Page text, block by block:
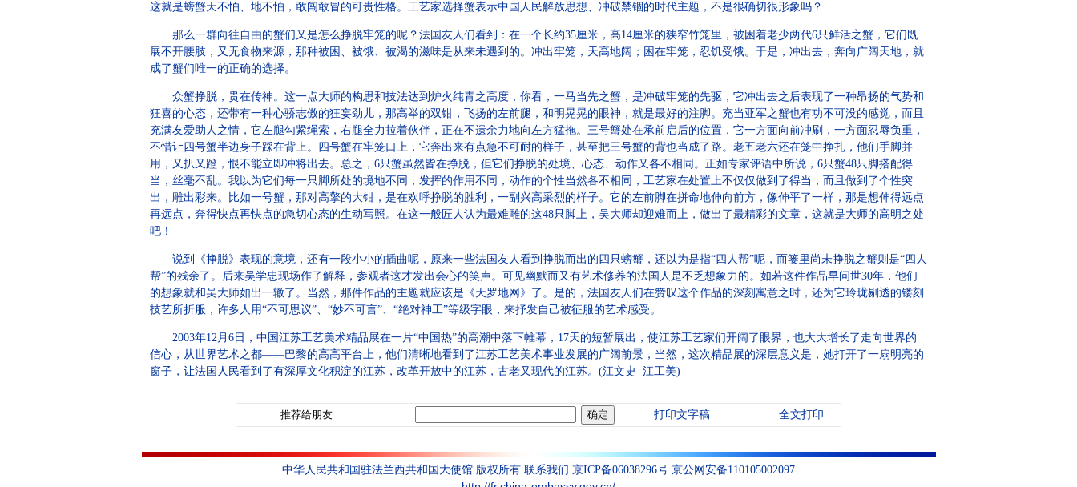
这就是螃蟹天不怕、地不怕，敢闯敢冒的可贵性格。工艺家选择蟹表示中国人民解放思想、冲破禁锢的时代主题，不是很确切很形象吗？
那么一群向往自由的蟹们又是怎么挣脱牢笼的呢？法国友人们看到：在一个长约35厘米，高14厘米的狭窄竹笼里，被困着老少两代6只鲜活之蟹，它们既
展不开腰肢，又无食物来源，那种被困、被饿、被渴的滋味是从来未遇到的。冲出牢笼，天高地阔；困在牢笼，忍饥受饿。于是，冲出去，奔向广阔天地，就
成了蟹们唯一的正确的选择。
众蟹挣脱，贵在传神。这一点大师的构思和技法达到炉火纯青之高度，你看，一马当先之蟹，是冲破牢笼的先驱，它冲出去之后表现了一种昂扬的气势和
狂喜的心态，还带有一种心骄志傲的狂妄劲儿，那高举的双钳，飞扬的左前腿，和明晃晃的眼神，就是最好的注脚。充当亚军之蟹也有功不可没的感觉，而且
充满友爱助人之情，它左腿勾紧绳索，右腿全力拉着伙伴，正在不遗余力地向左方猛拖。三号蟹处在承前启后的位置，它一方面向前冲刷，一方面忍辱负重，
不惜让四号蟹半边身子踩在背上。四号蟹在牢笼口上，它奔出来有点急不可耐的样子，甚至把三号蟹的背也当成了路。老五老六还在笼中挣扎，他们手脚并
用，又扒又蹬，恨不能立即冲将出去。总之，6只蟹虽然皆在挣脱，但它们挣脱的处境、心态、动作又各不相同。正如专家评语中所说，6只蟹48只脚搭配得
当，丝毫不乱。我以为它们每一只脚所处的境地不同，发挥的作用不同，动作的个性当然各不相同，工艺家在处置上不仅仅做到了得当，而且做到了个性突
出，雕出彩来。比如一号蟹，那对高擎的大钳，是在欢呼挣脱的胜利，一副兴高采烈的样子。它的左前脚在拼命地伸向前方，像伸平了一样，那是想伸得远点
再远点，奔得快点再快点的急切心态的生动写照。在这一般匠人认为最难雕的这48只脚上，吴大师却迎难而上，做出了最精彩的文章，这就是大师的高明之处
吧！
说到《挣脱》表现的意境，还有一段小小的插曲呢，原来一些法国友人看到挣脱而出的四只螃蟹，还以为是指“四人帮”呢，而篓里尚未挣脱之蟹则是“四人
帮”的残余了。后来吴学忠现场作了解释，参观者这才发出会心的笑声。可见幽默而又有艺术修养的法国人是不乏想象力的。如若这件作品早问世30年，他们
的想象就和吴大师如出一辙了。当然，那件作品的主题就应该是《天罗地网》了。是的，法国友人们在赞叹这个作品的深刻寓意之时，还为它玲珑剔透的镂刻
技艺所折服，许多人用“不可思议”、“妙不可言”、“绝对神工”等级字眼，来抒发自己被征服的艺术感受。
2003年12月6日，中国江苏工艺美术精品展在一片“中国热”的高潮中落下帷幕，17天的短暂展出，使江苏工艺家们开阔了眼界，也大大增长了走向世界的
信心，从世界艺术之都——巴黎的高高平台上，他们清晰地看到了江苏工艺美术事业发展的广阔前景，当然，这次精品展的深层意义是，她打开了一扇明亮的
窗子，让法国人民看到了有深厚文化积淀的江苏，改革开放中的江苏，古老又现代的江苏。(江文史 江工美)
推荐给朋友 打印文字稿 全文打印
中华人民共和国驻法兰西共和国大使馆 版权所有 联系我们 京ICP备06038296号 京公网安备110105002097